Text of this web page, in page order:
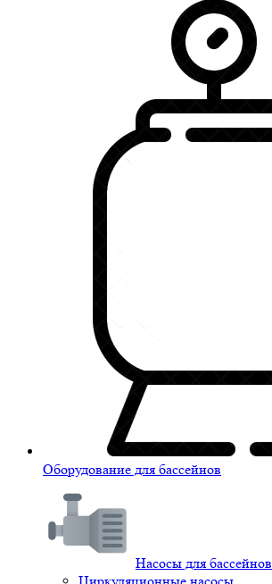
Оборудование для бассейнов
Насосы для бассейнов